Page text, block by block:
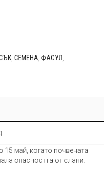
, СЕМЕНА, ФАСУЛ,
15 май, когато почвената
опасността от слани.